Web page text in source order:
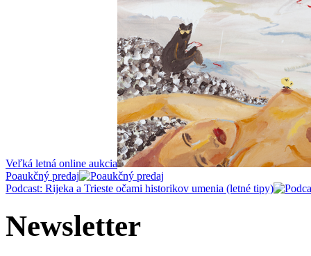
Veľká letná online aukcia
Poaukčný predaj
Podcast: Rijeka a Trieste očami historikov umenia (letné tipy)
Newsletter